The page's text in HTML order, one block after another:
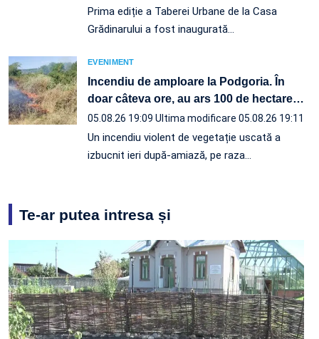
Prima ediție a Taberei Urbane de la Casa
Grădinarului a fost inaugurată…
EVENIMENT
Incendiu de amploare la Podgoria. În
doar câteva ore, au ars 100 de hectare…
05.08.26 19:09 Ultima modificare 05.08.26 19:11
Un incendiu violent de vegetație uscată a
izbucnit ieri după-amiază, pe raza…
Te-ar putea intresa și